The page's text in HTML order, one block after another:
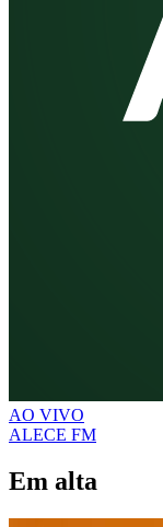
AO VIVO
ALECE FM
Em alta